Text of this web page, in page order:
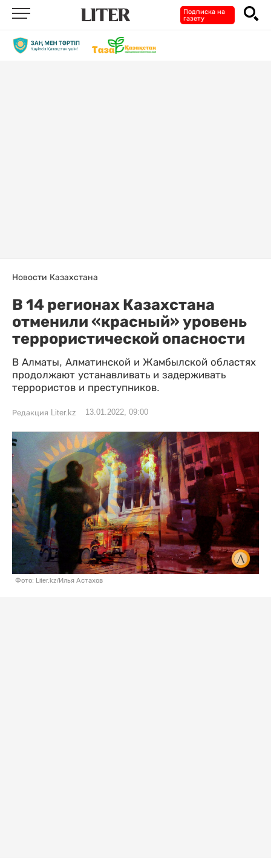
Подписка на
газету
Новости Казахстана
В 14 регионах Казахстана
отменили «красный» уровень
террористической опасности
В Алматы, Алматинской и Жамбылской областях
продолжают устанавливать и задерживать
террористов и преступников.
Редакция Liter.kz 13.01.2022, 09:00
Фото: Liter.kz/Илья Астахов